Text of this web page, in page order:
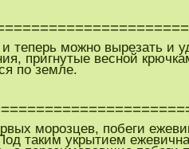
теперь можно вырезать и
пригнутые весной
по земле.
морозцев, побеги
таким укрытием